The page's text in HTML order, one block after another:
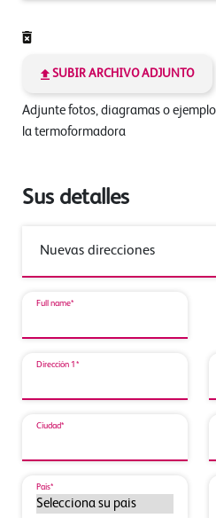
SUBIR ARCHIVO ADJUNTO
Adjunte fotos, diagramas o
la termoformadora
Sus detalles
Full name*
Dirección 1*
Ciudad*
País*